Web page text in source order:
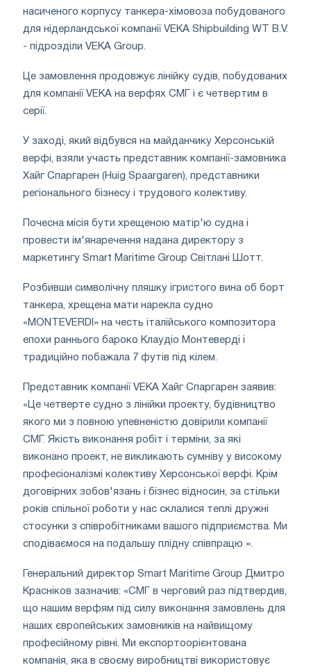
насиченого корпусу танкера-хімовоза побудованого
для нідерландської компанії VEKA Shipbuilding WT B.V.
- підрозділи VEKA Group.
Це замовлення продовжує лінійку судів, побудованих
для компанії VEKA на верфях СМГ і є четвертим в
серії.
У заході, який відбувся на майданчику Херсонській
верфі, взяли участь представник компанії-замовника
Хайг Спаргарен (Huig Spaargaren), представники
регіонального бізнесу і трудового колективу.
Почесна місія бути хрещеною матір'ю судна і
провести ім'янаречення надана директору з
маркетингу Smart Maritime Group Світлані Шотт.
Розбивши символічну пляшку ігристого вина об борт
танкера, хрещена мати нарекла судно
«MONTEVERDI» на честь італійського композитора
епохи раннього бароко Клаудіо Монтеверді і
традиційно побажала 7 футів під кілем.
Представник компанії VEKA Хайг Спаргарен заявив:
«Це четверте судно з лінійки проекту, будівництво
якого ми з повною упевненістю довірили компанії
СМГ. Якість виконання робіт і терміни, за які
виконано проект, не викликають сумніву у високому
професіоналізмі колективу Херсонської верфі. Крім
договірних зобов'язань і бізнес відносин, за стільки
років спільної роботи у нас склалися теплі дружні
стосунки з співробітниками вашого підприємства. Ми
сподіваємося на подальшу плідну співпрацю ».
Генеральний директор Smart Maritime Group Дмитро
Красніков зазначив: «СМГ в черговий раз підтвердив,
що нашим верфям під силу виконання замовлень для
наших європейських замовників на найвищому
професійному рівні. Ми експортоорієнтована
компанія, яка в своєму виробництві використовує